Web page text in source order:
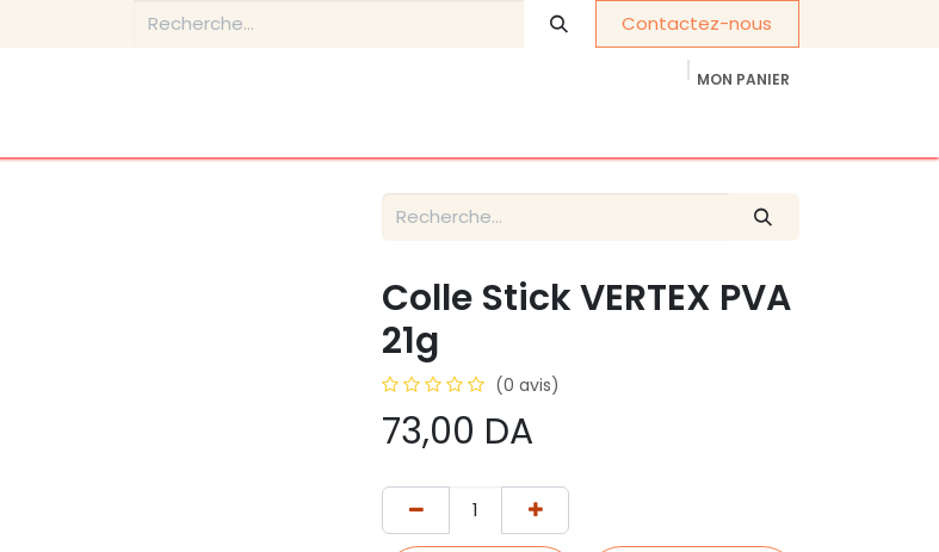
Contactez-nous
MON PANIER
Colle Stick VERTEX PVA
21g
(0 avis)
73,00 DA